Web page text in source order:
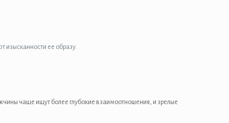
изысканности ее образу.
чаще ищут более глубокие взаимоотношения, и зрелые